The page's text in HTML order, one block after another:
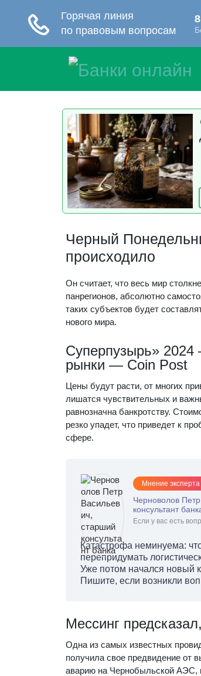
Черный
происходило
Он считает, что весь мир
панрегионов, абсолютно
таких субъектов будет
нового мира.
Суперпузырь» 2024
рынки — Coin Post
Цены будут расти, от многих
лишатся чувствительных и
равнозначна банкротству.
резко упадет, что приведет к
сфере.
Мнение эксперта
Черноволов
консультант
Если у вас есть
Катастрофа неминуема:
перепридумать
Уже потом начался новый
Пишите, если возникли
Мессинг
Одна из самых известных
получила свое предвидение от
аварию на Чернобыльской АЭС,